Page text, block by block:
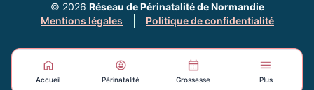
Accueil Périnatalité Grossesse Plus
© 2026 Réseau de Périnatalité de Normandie
Mentions légales
Politique de confidentialité